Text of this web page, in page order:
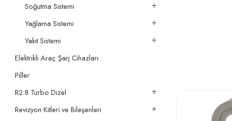
Soğutma Sistemi
Yağlama Sistemi
Yakıt Sistemi
Elektrikli Araç Şarj Cihazları
Piller
R2.8 Turbo Dizel
Revizyon Kitleri ve Bileşenleri